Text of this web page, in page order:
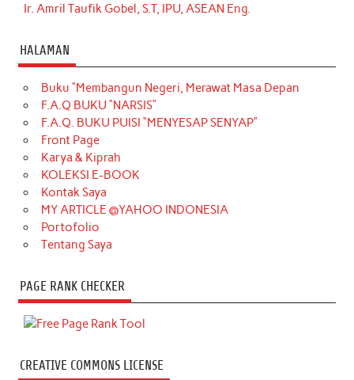
Ir. Amril Taufik Gobel, S.T, IPU, ASEAN Eng.
HALAMAN
Buku “Membangun Negeri, Merawat Masa Depan
F.A.Q BUKU “NARSIS”
F.A.Q. BUKU PUISI “MENYESAP SENYAP”
Front Page
Karya & Kiprah
KOLEKSI E-BOOK
Kontak Saya
MY ARTICLE @YAHOO INDONESIA
Portofolio
Tentang Saya
PAGE RANK CHECKER
CREATIVE COMMONS LICENSE